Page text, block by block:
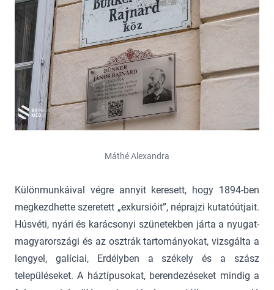
Máthé Alexandra
Különmunkáival végre annyit keresett, hogy 1894-ben
megkezdhette szeretett „exkursióit”, néprajzi kutatóútjait.
Húsvéti, nyári és karácsonyi szünetekben járta a nyugat-
magyarországi és az osztrák tartományokat, vizsgálta a
lengyel, galíciai, Erdélyben a székely és a szász
településeket. A háztípusokat, berendezéseket mindig a